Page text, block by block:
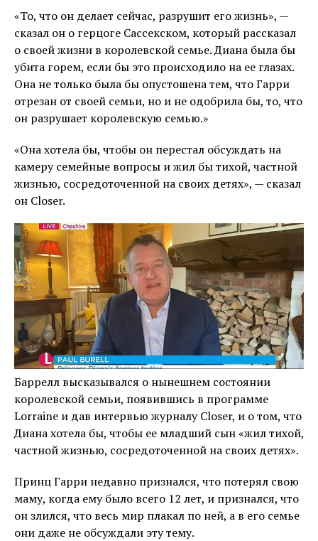
«То, что он делает сейчас, разрушит его жизнь», —
сказал он о герцоге Сассекском, который рассказал
о своей жизни в королевской семье. Диана была бы
убита горем, если бы это происходило на ее глазах.
Она не только была бы опустошена тем, что Гарри
отрезан от своей семьи, но и не одобрила бы, то, что
он разрушает королевскую семью.»
«Она хотела бы, чтобы он перестал обсуждать на
камеру семейные вопросы и жил бы тихой, частной
жизнью, сосредоточенной на своих детях», — сказал
он Closer.
Баррелл высказывался о нынешнем состоянии
королевской семьи, появившись в программе
Lorraine и дав интервью журналу Closer, и о том, что
Диана хотела бы, чтобы ее младший сын «жил тихой,
частной жизнью, сосредоточенной на своих детях».
Принц Гарри недавно признался, что потерял свою
маму, когда ему было всего 12 лет, и признался, что
он злился, что весь мир плакал по ней, а в его семье
они даже не обсуждали эту тему.